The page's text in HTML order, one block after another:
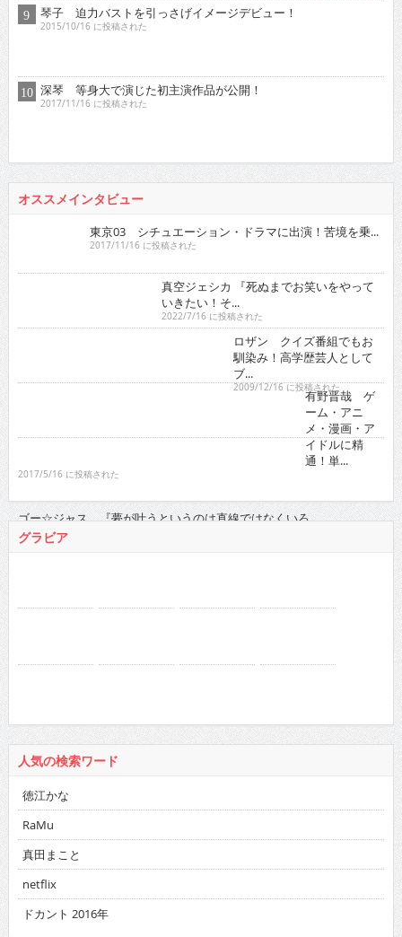
琴子 迫力バストを引っさげイメージデビュー！
2015/10/16 に投稿された
東京03 シチュエーション・ドラマに出演！苦境を乗...
2017/11/16 に投稿された
真空ジェシカ 『死ぬまでお笑いをやっていきたい！そ...
ロザン クイズ番組でもお馴染み！高学歴芸人として
2009/12/16 に投稿された
有野晋哉 ゲーム・アニメ・漫画・アイドルに精通！
2017/5/16 に投稿された
ゴー☆ジャス 『夢が叶うというのは直線
2021/11/16 に投稿された
真田まこと
netflix
ドカント 2016年